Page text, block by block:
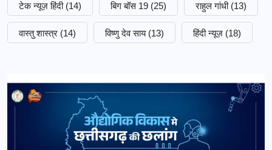
टेक न्यूज़ हिंदी (14) बिग बॉस 19 (25) राहुल गांधी (13)
वास्तु शास्त्र (14) विष्णु देव साय (13) हिंदी न्यूज़ (18)